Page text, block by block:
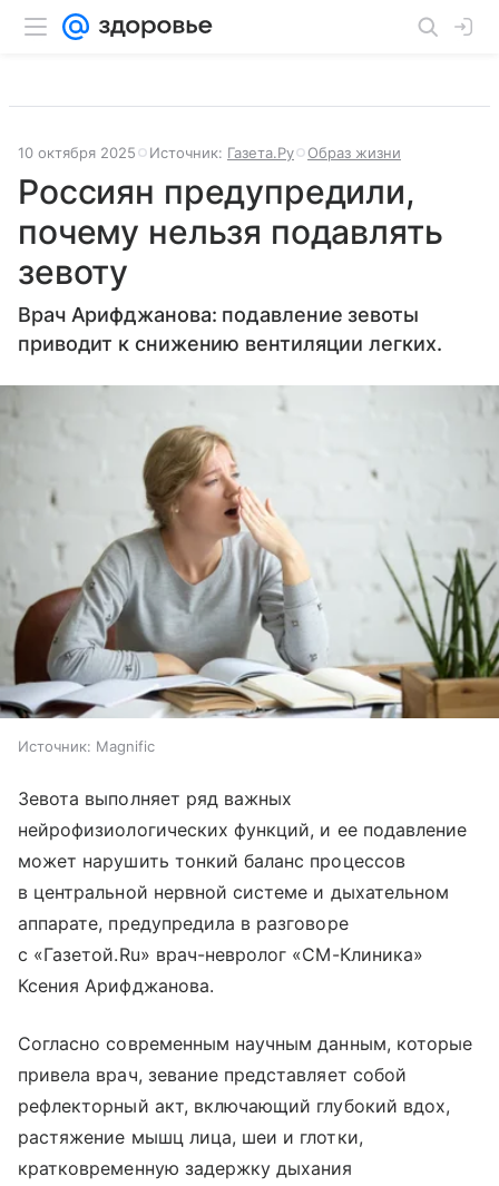
10 октября 2025 Источник: Газета.Ру Образ жизни
Россиян предупредили,
почему нельзя подавлять
зевоту
Врач Арифджанова: подавление зевоты
приводит к снижению вентиляции легких.
Источник: Magnific
Зевота выполняет ряд важных
нейрофизиологических функций, и ее подавление
может нарушить тонкий баланс процессов
в центральной нервной системе и дыхательном
аппарате, предупредила в разговоре
с «Газетой.Ru» врач-невролог «СМ-Клиника»
Ксения Арифджанова.
Согласно современным научным данным, которые
привела врач, зевание представляет собой
рефлекторный акт, включающий глубокий вдох,
растяжение мышц лица, шеи и глотки,
кратковременную задержку дыхания